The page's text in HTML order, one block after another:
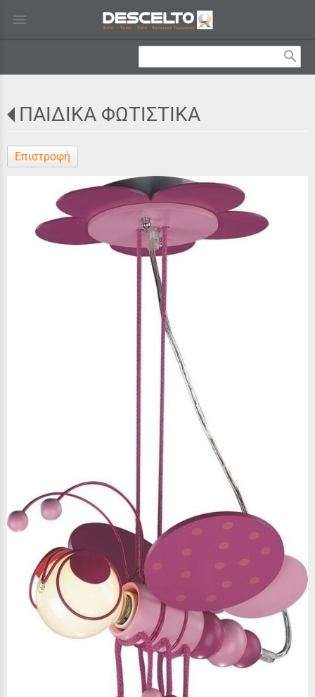
menu
search
ΠΑΙΔΙΚΑ ΦΩΤΙΣΤΙΚΑ
Επιστροφή